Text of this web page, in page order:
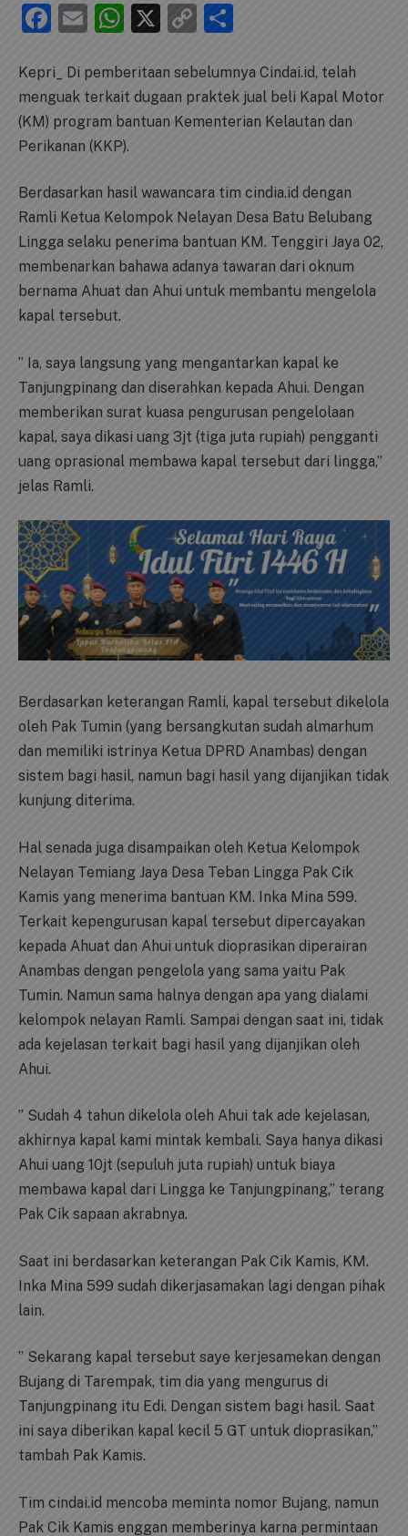
Facebook
EmailWhatsApp
X
Copy
Kepri_ Di pemberitaan sebelumnya Cindai.id, telah
menguak terkait dugaan praktek jual beli Kapal Motor
(KM) program bantuan Kementerian Kelautan dan
Perikanan (KKP).
Berdasarkan hasil wawancara tim cindia.id dengan
Ramli Ketua Kelompok Nelayan Desa Batu Belubang
Lingga selaku penerima bantuan KM. Tenggiri Jaya 02,
membenarkan bahawa adanya tawaran dari oknum
bernama Ahuat dan Ahui untuk membantu mengelola
kapal tersebut.
” Ia, saya langsung yang mengantarkan kapal ke
Tanjungpinang dan diserahkan kepada Ahui. Dengan
memberikan surat kuasa pengurusan pengelolaan
kapal, saya dikasi uang 3jt (tiga juta rupiah) pengganti
uang oprasional membawa kapal tersebut dari lingga,”
jelas Ramli.
Berdasarkan keterangan Ramli, kapal tersebut dikelola
oleh Pak Tumin (yang bersangkutan sudah almarhum
dan memiliki istrinya Ketua DPRD Anambas) dengan
sistem bagi hasil, namun bagi hasil yang dijanjikan tidak
kunjung diterima.
Hal senada juga disampaikan oleh Ketua Kelompok
Nelayan Temiang Jaya Desa Teban Lingga Pak Cik
Kamis yang menerima bantuan KM. Inka Mina 599.
Terkait kepengurusan kapal tersebut dipercayakan
kepada Ahuat dan Ahui untuk dioprasikan diperairan
Anambas dengan pengelola yang sama yaitu Pak
Tumin. Namun sama halnya dengan apa yang dialami
kelompok nelayan Ramli. Sampai dengan saat ini, tidak
ada kejelasan terkait bagi hasil yang dijanjikan oleh
Ahui.
” Sudah 4 tahun dikelola oleh Ahui tak ade kejelasan,
akhirnya kapal kami mintak kembali. Saya hanya dikasi
Ahui uang 10jt (sepuluh juta rupiah) untuk biaya
membawa kapal dari Lingga ke Tanjungpinang,” terang
Pak Cik sapaan akrabnya.
Saat ini berdasarkan keterangan Pak Cik Kamis, KM.
Inka Mina 599 sudah dikerjasamakan lagi dengan pihak
lain.
” Sekarang kapal tersebut saye kerjesamekan dengan
Bujang di Tarempak, tim dia yang mengurus di
Tanjungpinang itu Edi. Dengan sistem bagi hasil. Saat
ini saya diberikan kapal kecil 5 GT untuk dioprasikan,”
tambah Pak Kamis.
Tim cindai.id mencoba meminta nomor Bujang, namun
Pak Cik Kamis enggan memberinya karna permintaan